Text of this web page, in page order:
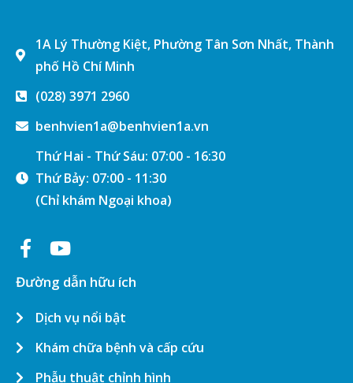
1A Lý Thường Kiệt, Phường Tân Sơn Nhất, Thành
phố Hồ Chí Minh
(028) 3971 2960
benhvien1a@benhvien1a.vn
Thứ Hai - Thứ Sáu: 07:00 - 16:30
Thứ Bảy: 07:00 - 11:30
(Chỉ khám Ngoại khoa)
Đường dẫn hữu ích
Dịch vụ nổi bật
Khám chữa bệnh và cấp cứu
Phẫu thuật chỉnh hình